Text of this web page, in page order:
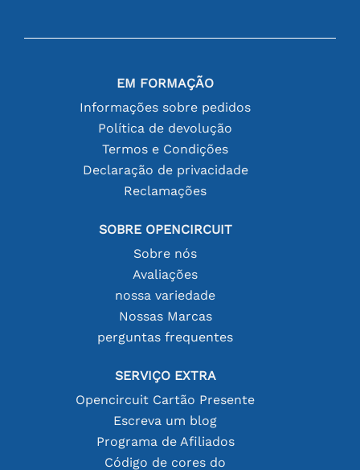
EM FORMAÇÃO
Informações sobre pedidos
Política de devolução
Termos e Condições
Declaração de privacidade
Reclamações
SOBRE OPENCIRCUIT
Sobre nós
Avaliações
nossa variedade
Nossas Marcas
perguntas frequentes
SERVIÇO EXTRA
Opencircuit Cartão Presente
Escreva um blog
Programa de Afiliados
Código de cores do